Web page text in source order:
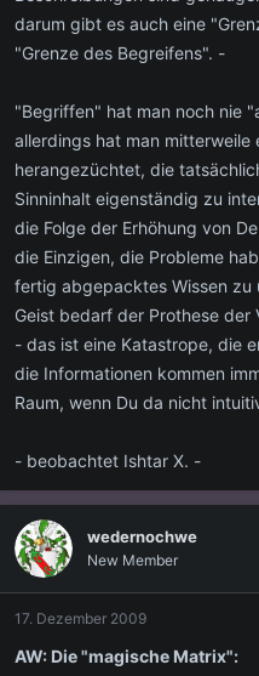
darum gibt es auch eine
"Grenze des Begreifens". -
"Begriffen" hat man noch nie
allerdings hat man mitterweile
herangezüchtet, die
Sinninhalt eigenständig zu
die Folge der Erhöhung von
die Einzigen, die Probleme
fertig abgepacktes Wissen zu
Geist bedarf der Prothese der
- das ist eine Katastrope, die
die Informationen kommen
Raum, wenn Du da nicht
- beobachtet Ishtar X. -
wedernochwe
New Member
17. Dezember 2009
AW: Die "magische Matrix":